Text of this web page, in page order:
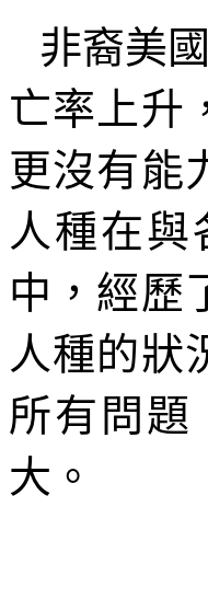
非裔美
亡率上升
更沒有能
人種在
中，經歷
人種的狀
所有問題
大。